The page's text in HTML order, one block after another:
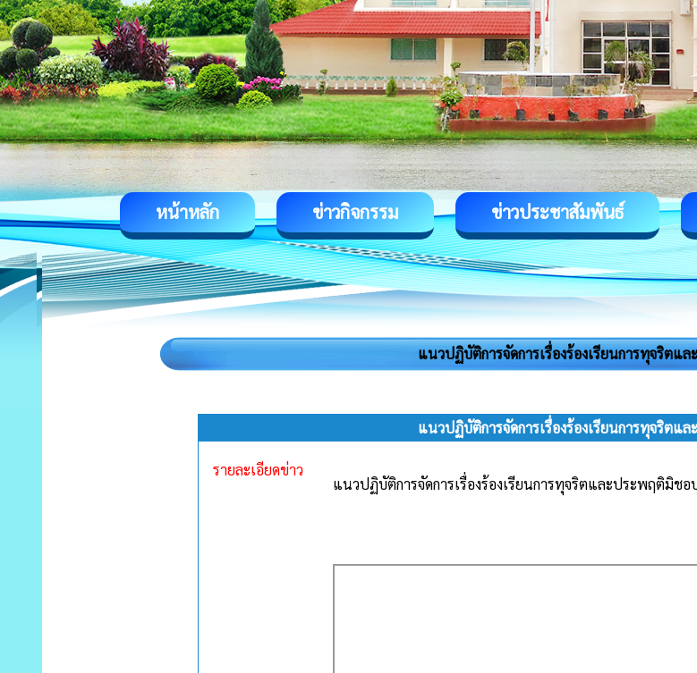
หน้าหลัก ข่าวกิจกรรม ข่าวประชาสัมพันธ์
แนวปฏิบัติการจัดการเรื่องร้องเรียนการทุจริตแ
แนวปฏิบัติการจัดการเรื่องร้องเรียนการทุจริตแ
รายละเอียดข่าว
แนวปฏิบัติการจัดการเรื่องร้องเรียนการทุจริตและประพฤติมิชอ